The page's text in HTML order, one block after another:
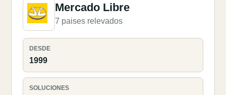
Mercado Libre
7 paises relevados
DESDE
1999
SOLUCIONES